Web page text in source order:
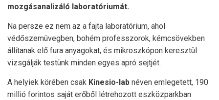
mozgásanalizáló laboratóriumát.
Na persze ez nem az a fajta laboratórium, ahol
védőszemüvegben, bohém professzorok, kémcsövekben
állítanak elő fura anyagokat, és mikroszkópon keresztül
vizsgálják testünk minden egyes apró sejtjét.
A helyiek körében csak Kinesio-lab néven emlegetett, 190
millió forintos saját erőből létrehozott eszközparkban